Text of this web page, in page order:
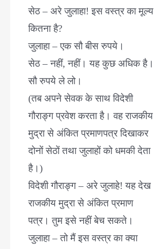
सेठ – अरे जुलाहा! इस वस्त्र का मूल्य
कितना है?
जुलाहा – एक सौ बीस रुपये।
सेठ – नहीं, नहीं। यह कुछ अधिक है।
सौ रुपये ले लो।
(तब अपने सेवक के साथ विदेशी
गौराङ्ग प्रवेश करता है। वह राजकीय
मुद्रा से अंकित प्रमाणपत्र दिखाकर
दोनों सेठों तथा जुलाहों को धमकी देता
है।)
विदेशी गौराङ्ग – अरे जुलाहे! यह देख
राजकीय मुद्रा से अंकित प्रमाण
पत्र। तुम इसे नहीं बेच सकते।
जुलाहा – तो मैं इस वस्त्र का क्या